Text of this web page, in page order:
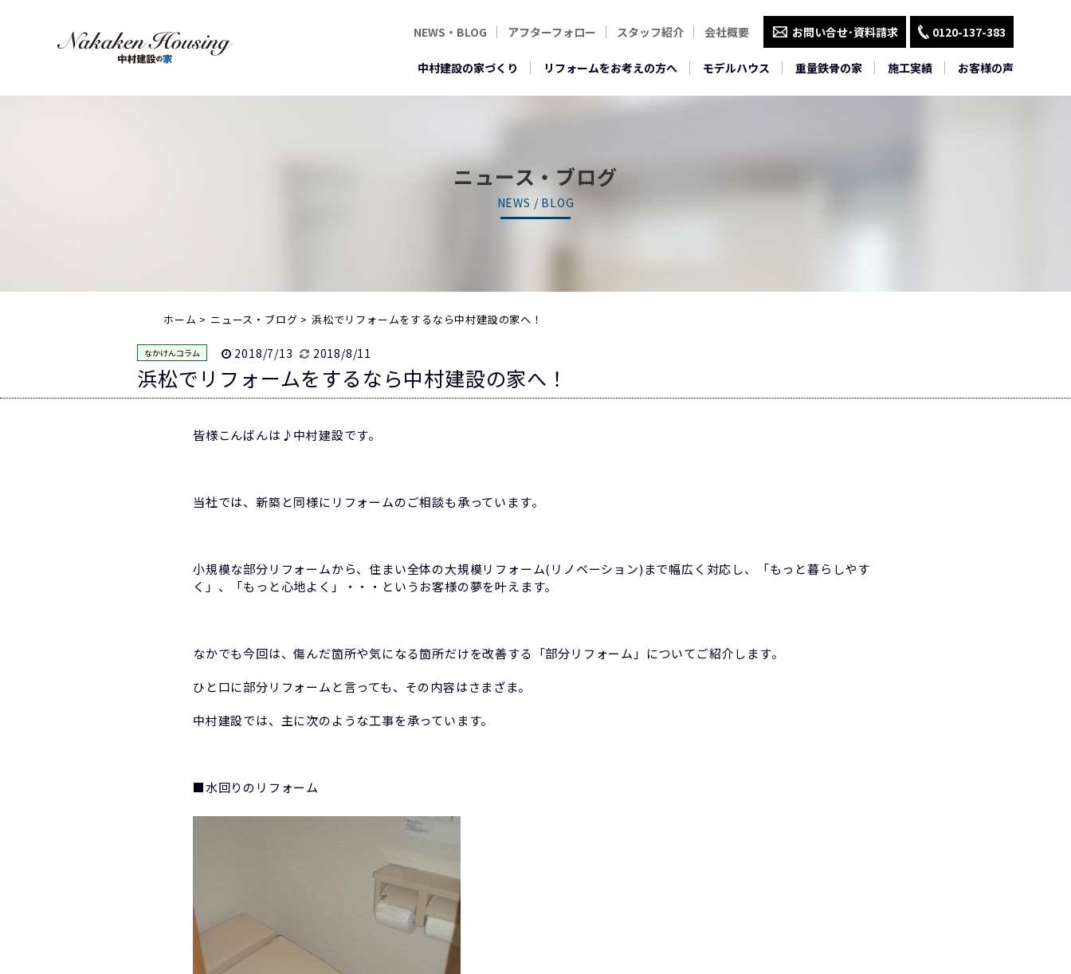
NEWS・BLOG アフターフォロー スタッフ紹介 会社概要 お問い合せ･資料請求 0120-137-383
中村建設の家づくり リフォームをお考えの方へ モデルハウス 重量鉄骨の家 施工実績 お客様の声
ニュース・ブログ
NEWS / BLOG
ホーム ニュース・ブログ 浜松でリフォームをするなら中村建設の家へ！
なかけんコラム 2018/7/13 2018/8/11
浜松でリフォームをするなら中村建設の家へ！
皆様こんばんは♪中村建設です。
当社では、新築と同様にリフォームのご相談も承っています。
小規模な部分リフォームから、住まい全体の大規模リフォーム(リノベーション)まで幅広く対応し、「もっと暮らしやす
く」、「もっと心地よく」・・・というお客様の夢を叶えます。
なかでも今回は、傷んだ箇所や気になる箇所だけを改善する「部分リフォーム」についてご紹介します。
ひと口に部分リフォームと言っても、その内容はさまざま。
中村建設では、主に次のような工事を承っています。
■水回りのリフォーム